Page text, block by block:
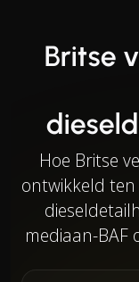
Britse
Hoe Britse
ontwikkeld
mediaan-BAF